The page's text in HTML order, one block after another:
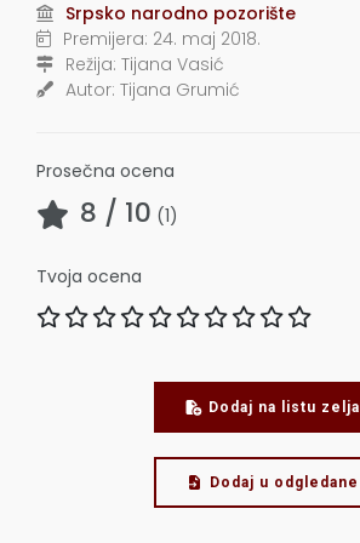
Srpsko narodno pozorište
Premijera: 24. maj 2018.
Režija: Tijana Vasić
Autor: Tijana Grumić
Prosečna ocena
8 / 10 (1)
Tvoja ocena
Dodaj na listu zelja
Dodaj u odgledane